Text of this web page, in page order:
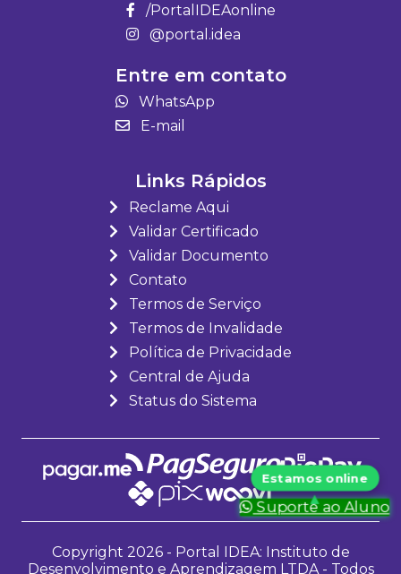
Suporte ao Aluno
/PortalIDEAonline
@portal.idea
Entre em contato
WhatsApp
E-mail
Links Rápidos
Reclame Aqui
Validar Certificado
Validar Documento
Contato
Termos de Serviço
Termos de Invalidade
Política de Privacidade
Central de Ajuda
Status do Sistema
Copyright 2026 - Portal IDEA: Instituto de
Desenvolvimento e Aprendizagem LTDA - Todos